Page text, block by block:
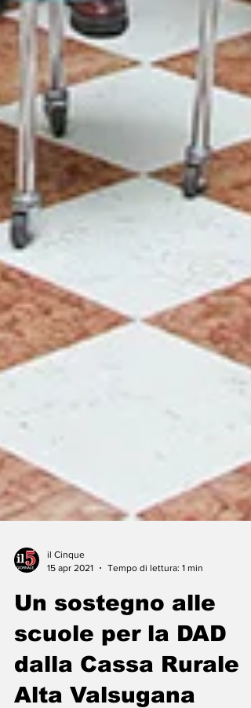
il Cinque
15 apr 2021
Tempo di lettura: 1 min
Un sostegno alle
scuole per la DAD